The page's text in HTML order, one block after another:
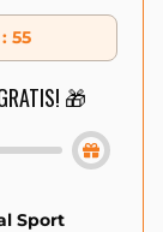
55
🎁
Sport